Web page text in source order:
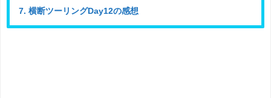
7. 横断ツーリングDay12の感想